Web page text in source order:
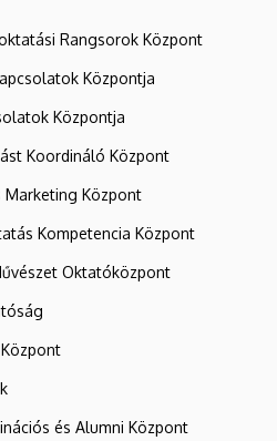
Rangsorok Központ
Központja
Központja
Koordináló Központ
Marketing Központ
Kompetencia Központ
Oktatóközpont
és Alumni Központ